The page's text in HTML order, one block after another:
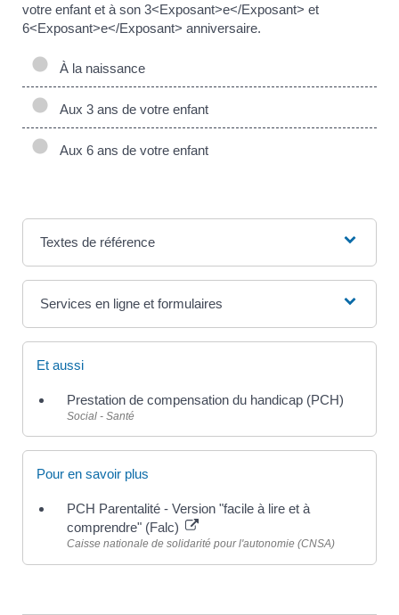
votre enfant et à son 3<Exposant>e</Exposant> et
6<Exposant>e</Exposant> anniversaire.
À la naissance
Aux 3 ans de votre enfant
Aux 6 ans de votre enfant
Textes de référence
Services en ligne et formulaires
Et aussi
Prestation de compensation du handicap (PCH)
Social - Santé
Pour en savoir plus
PCH Parentalité - Version "facile à lire et à
comprendre" (Falc)
Caisse nationale de solidarité pour l'autonomie (CNSA)